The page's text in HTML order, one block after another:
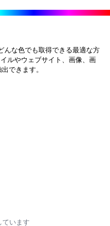
な色でも取得できる最適な方
ルやウェブサイト、画像、画
できます。
います